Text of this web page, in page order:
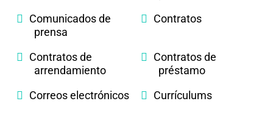
Comunicados de
prensa
Contratos
Contratos de
arrendamiento
Contratos de
préstamo
Correos electrónicos
Currículums